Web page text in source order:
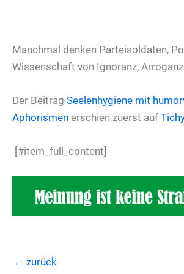
Manchmal denken Parteisoldaten,
Wissenschaft von Ignoranz,
Der Beitrag Seelenhygiene mit
Aphorismen erschien zuerst auf
[#item_full_content]
← zurück